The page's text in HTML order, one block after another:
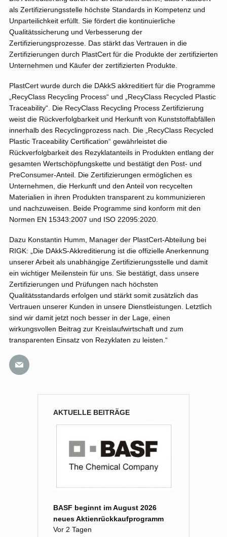
als Zertifizierungsstelle höchste Standards in Kompetenz und
Unparteilichkeit erfüllt. Sie fördert die kontinuierliche
Qualitätssicherung und Verbesserung der
Zertifizierungsprozesse. Das stärkt das Vertrauen in die
Zertifizierungen durch PlastCert für die Produkte der zertifizierten
Unternehmen und Käufer der zertifizierten Produkte.
PlastCert wurde durch die DAkkS akkreditiert für die Programme
„RecyClass Recycling Process“ und „RecyClass Recycled Plastic
Traceability“. Die RecyClass Recycling Process Zertifizierung
weist die Rückverfolgbarkeit und Herkunft von Kunststoffabfällen
innerhalb des Recyclingprozess nach. Die „RecyClass Recycled
Plastic Traceability Certification“ gewährleistet die
Rückverfolgbarkeit des Rezyklatanteils in Produkten entlang der
gesamten Wertschöpfungskette und bestätigt den Post- und
PreConsumer-Anteil. Die Zertifizierungen ermöglichen es
Unternehmen, die Herkunft und den Anteil von recycelten
Materialien in ihren Produkten transparent zu kommunizieren
und nachzuweisen. Beide Programme sind konform mit den
Normen EN 15343:2007 und ISO 22095:2020.
Dazu Konstantin Humm, Manager der PlastCert-Abteilung bei
RIGK: „Die DAkkS-Akkreditierung ist die offizielle Anerkennung
unserer Arbeit als unabhängige Zertifizierungsstelle und damit
ein wichtiger Meilenstein für uns. Sie bestätigt, dass unsere
Zertifizierungen und Prüfungen nach höchsten
Qualitätsstandards erfolgen und stärkt somit zusätzlich das
Vertrauen unserer Kunden in unsere Dienstleistungen. Letztlich
sind wir damit jetzt noch besser in der Lage, einen
wirkungsvollen Beitrag zur Kreislaufwirtschaft und zum
transparenten Einsatz von Rezyklaten zu leisten.“
AKTUELLE BEITRÄGE
BASF beginnt im August 2026
neues Aktienrückkaufprogramm
Vor 2 Tagen